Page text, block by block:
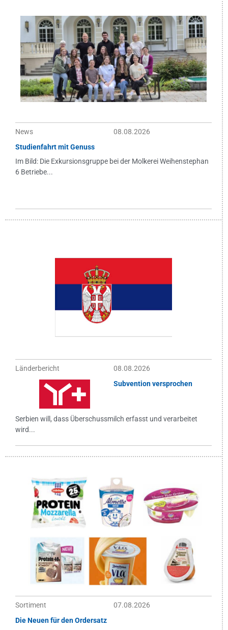
News
08.08.2026
Studienfahrt mit Genuss
Im Bild: Die Exkursionsgruppe bei der Molkerei Weihenstephan
6 Betriebe...
Länderbericht
08.08.2026
Subvention versprochen
Serbien will, dass Überschussmilch erfasst und verarbeitet
wird...
Sortiment
07.08.2026
Die Neuen für den Ordersatz